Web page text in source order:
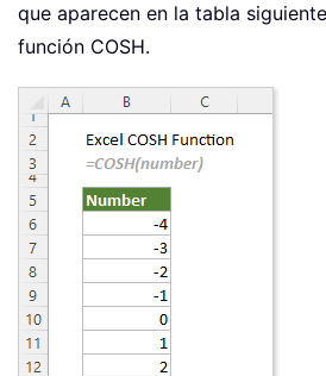
que aparecen en la tabla
función COSH.